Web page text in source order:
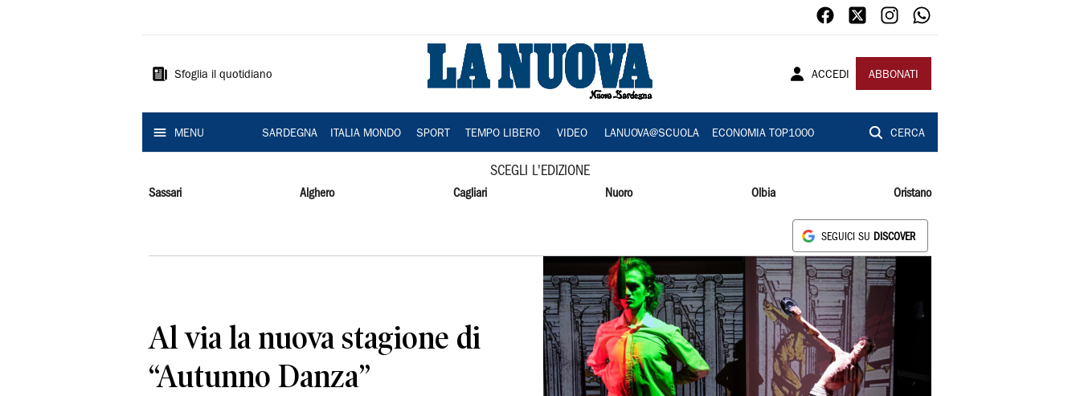
Sardegna
Sfoglia il quotidiano ACCEDI ABBONATI
MENU SARDEGNA ITALIA MONDO SPORT TEMPO LIBERO VIDEO LANUOVA@SCUOLA ECONOMIA TOP1000 CERCA
SCEGLI L'EDIZIONE
Sassari Alghero Cagliari Nuoro Olbia Oristano
SEGUICI SU DISCOVER
Al via la nuova stagione di
“Autunno Danza”